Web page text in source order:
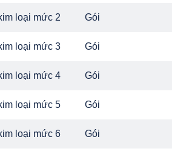
loại mức 2 Gói
loại mức 3 Gói
loại mức 4 Gói
loại mức 5 Gói
loại mức 6 Gói